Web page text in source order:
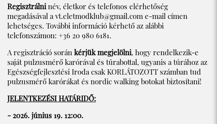
Regisztrálninév, életkor és telefonos elérhetőség
megadásával avt.eletmodklub@gmail.com e-mail címen
lehetséges. További információ kérhető az alábbi
telefonszámon: +36 20 980 6181.
A regisztráció során kérjük megjelölni, hogy rendelkezik-e
saját pulzusmérő karórával és túrabottal, ugyanis a túrához az
Egészségfejlesztési Iroda csak KORLÁTOZOTT számban tud
pulzusmérő karórákat és nordic walking botokat biztosítani!
JELENTKEZÉSI HATÁRIDŐ:
- 2026. június 19. 12:00.